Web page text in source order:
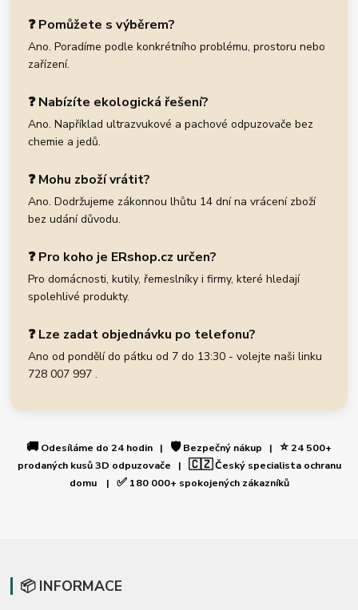
❓ Pomůžete s výběrem?
Ano. Poradíme podle konkrétního problému, prostoru nebo
zařízení.
❓ Nabízíte ekologická řešení?
Ano. Například ultrazvukové a pachové odpuzovače bez
chemie a jedů.
❓ Mohu zboží vrátit?
Ano. Dodržujeme zákonnou lhůtu 14 dní na vrácení zboží
bez udání důvodu.
❓ Pro koho je ERshop.cz určen?
Pro domácnosti, kutily, řemeslníky i firmy, které hledají
spolehlivé produkty.
❓ Lze zadat objednávku po telefonu?
Ano od pondělí do pátku od 7 do 13:30 - volejte naši linku
728 007 997 .
🚚 Odesíláme do 24 hodin | 🛡️Bezpečný nákup | ⭐24 500+
prodaných kusů 3D odpuzovače | 🇨🇿Český specialista ochranu
domu | ✅180 000+ spokojených zákazníků
📦 INFORMACE